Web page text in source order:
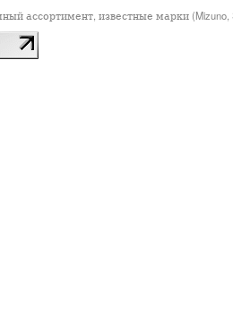
ассортимент, известные марки (Mizuno,